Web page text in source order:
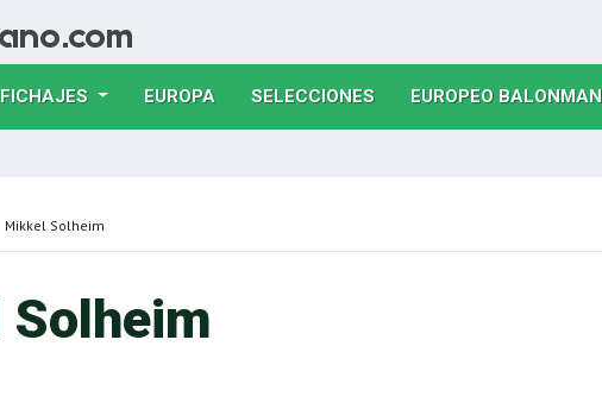
FICHAJES EUROPA(CURRENT)
SELECCIONES(CURRENT)
EUROPEO
Mikkel Solheim
Solheim